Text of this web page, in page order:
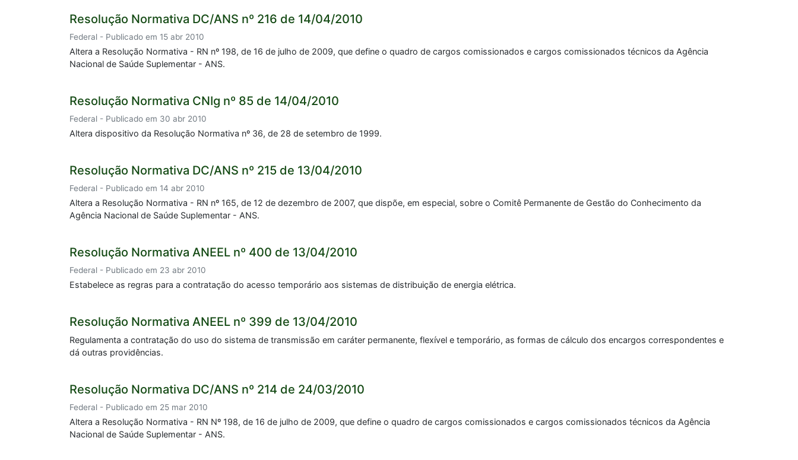
Resolução Normativa DC/ANS nº 216 de 14/04/2010
Federal - Publicado em 15 abr 2010
Altera a Resolução Normativa - RN nº 198, de 16 de julho de 2009, que define o quadro de cargos comissionados e cargos comissionados técnicos da Agência
Nacional de Saúde Suplementar - ANS.
Resolução Normativa CNIg nº 85 de 14/04/2010
Federal - Publicado em 30 abr 2010
Altera dispositivo da Resolução Normativa nº 36, de 28 de setembro de 1999.
Resolução Normativa DC/ANS nº 215 de 13/04/2010
Federal - Publicado em 14 abr 2010
Altera a Resolução Normativa - RN nº 165, de 12 de dezembro de 2007, que dispõe, em especial, sobre o Comitê Permanente de Gestão do Conhecimento da
Agência Nacional de Saúde Suplementar - ANS.
Resolução Normativa ANEEL nº 400 de 13/04/2010
Federal - Publicado em 23 abr 2010
Estabelece as regras para a contratação do acesso temporário aos sistemas de distribuição de energia elétrica.
Resolução Normativa ANEEL nº 399 de 13/04/2010
Regulamenta a contratação do uso do sistema de transmissão em caráter permanente, flexível e temporário, as formas de cálculo dos encargos correspondentes e
dá outras providências.
Resolução Normativa DC/ANS nº 214 de 24/03/2010
Federal - Publicado em 25 mar 2010
Altera a Resolução Normativa - RN Nº 198, de 16 de julho de 2009, que define o quadro de cargos comissionados e cargos comissionados técnicos da Agência
Nacional de Saúde Suplementar - ANS.